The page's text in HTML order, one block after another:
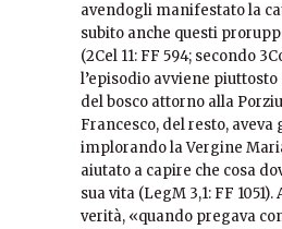
avendogli manifestato la
subito anche questi
(2Cel 11: FF 594; secondo
l’episodio avviene
del bosco attorno alla
Francesco, del resto, aveva
implorando la Vergine
aiutato a capire che cosa
sua vita (LegM 3,1: FF
verità, «quando pregava